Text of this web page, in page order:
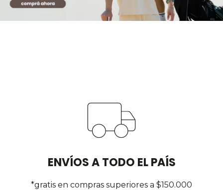
ENVÍOS A TODO EL PAÍS
*gratis en compras superiores a $150.000